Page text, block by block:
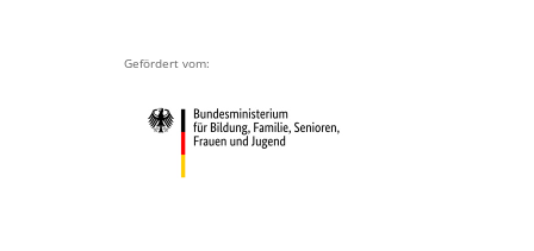
Gefördert vom: